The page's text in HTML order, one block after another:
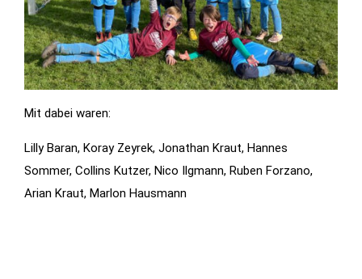
Mit dabei waren:
Lilly Baran, Koray Zeyrek, Jonathan Kraut, Hannes
Sommer, Collins Kutzer, Nico Ilgmann, Ruben Forzano,
Arian Kraut, Marlon Hausmann
Inhalte und
Angebote zu
sehen.